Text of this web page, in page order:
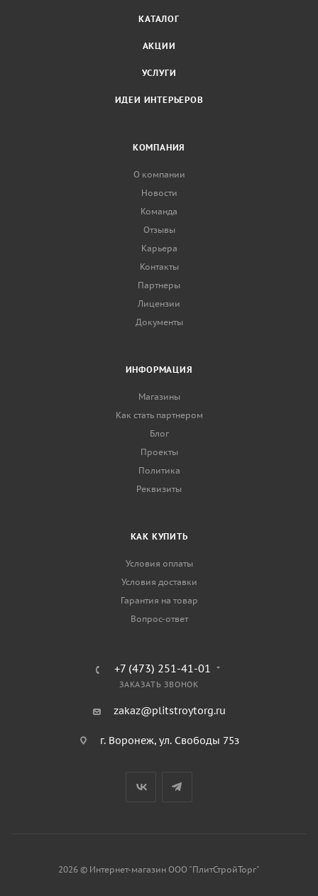
КАТАЛОГ
АКЦИИ
УСЛУГИ
ИДЕИ ИНТЕРЬЕРОВ
КОМПАНИЯ
О компании
Новости
Команда
Отзывы
Карьера
Контакты
Партнеры
Лицензии
Документы
ИНФОРМАЦИЯ
Магазины
Как стать партнером
Блог
Проекты
Политика
Реквизиты
КАК КУПИТЬ
Условия оплаты
Условия доставки
Гарантия на товар
Вопрос-ответ
+7 (473) 251-41-01
ЗАКАЗАТЬ ЗВОНОК
zakaz@plitstroytorg.ru
г. Воронеж, ул. Свободы 75з
2026 © Интернет-магазин ООО "ПлитСтройТорг"